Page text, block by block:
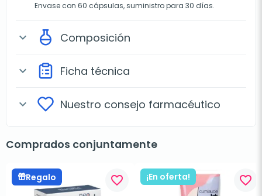
Envase con 60 cápsulas, suministro para 30 días.
expand_more Composición
expand_more Ficha técnica
expand_more Nuestro consejo farmacéutico
Comprados conjuntamente
Regalo favorite_border ¡En oferta! favorite_border